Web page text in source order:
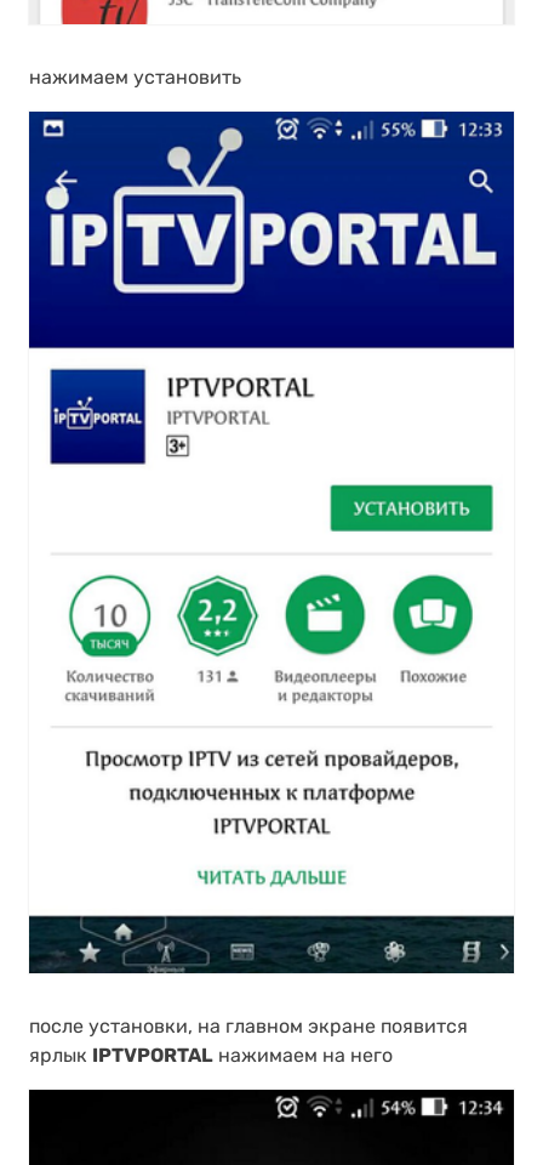
нажимаем установить
после установки, на главном экране появится
ярлык IPTVPORTAL нажимаем на него